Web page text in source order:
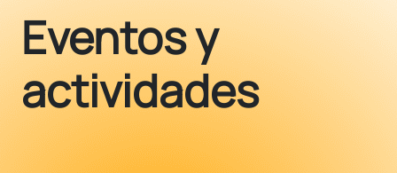
Eventos y
actividades